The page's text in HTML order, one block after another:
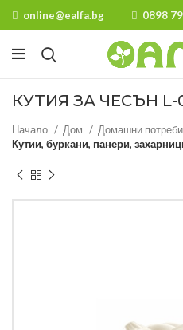
online@ealfa.bg 0898
КУТИЯ ЗА ЧЕСЪН L-
Начало Дом
Домашни потреби
Кутии, буркани, панери,